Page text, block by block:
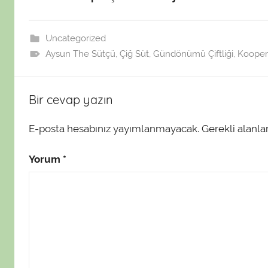
d
Uncategorized
Aysun The Sütçü, Çiğ Süt, Gündönümü Çiftliği,
Bir cevap yazın
E-posta hesabınız yayımlanmayacak. Gerekli
Yorum *